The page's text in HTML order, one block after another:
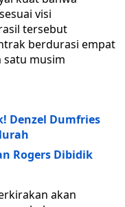
visi
tersebut
berdurasi empat
satu musim
Denzel Dumfries
Rogers Dibidik
akan